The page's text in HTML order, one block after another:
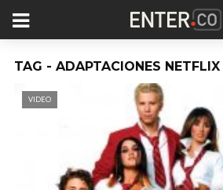
TAG - ADAPTACIONES NETFLIX
VIDEO